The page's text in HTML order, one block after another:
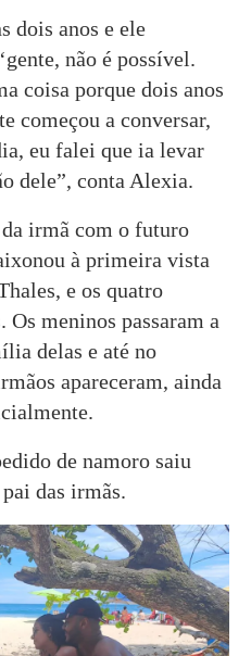
dois anos e ele
não é possível.
coisa porque dois anos
começou a conversar,
eu falei que ia levar
dele”, conta Alexia.
irmã com o futuro
à primeira vista
e os quatro
meninos passaram a
delas e até no
apareceram, ainda
de namoro saiu
das irmãs.